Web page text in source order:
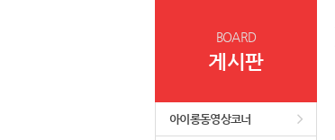
BOARD
게시판
아이롱동영상코너